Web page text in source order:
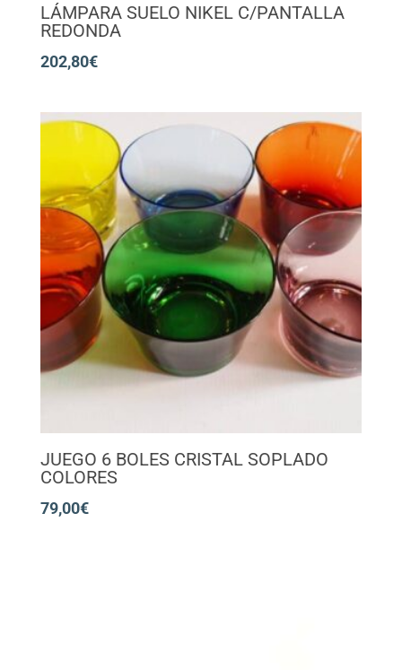
LÁMPARA SUELO NIKEL C/PANTALLA
REDONDA
202,80€
JUEGO 6 BOLES CRISTAL SOPLADO
COLORES
79,00€